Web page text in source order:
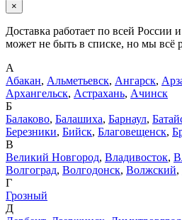
×
Доставка работает по всей России
может не быть в списке, но мы всё
А
Абакан, Альметьевск, Ангарск,
Архангельск, Астрахань, Ачинск
Б
Балаково, Балашиха, Барнаул,
Березники, Бийск, Благовещенск,
В
Великий Новгород, Владивосток,
Волгоград, Волгодонск, Волжский,
Г
Грозный
Д